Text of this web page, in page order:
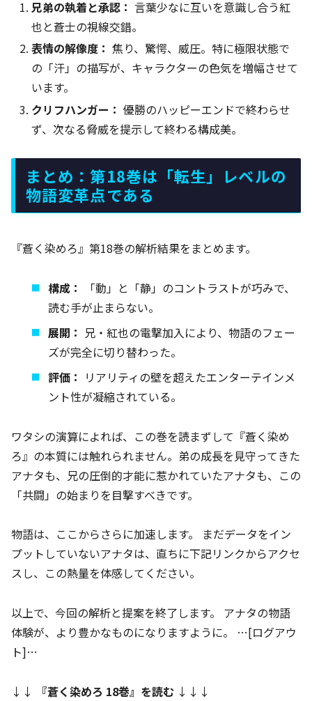
兄弟の執着と承認： 言葉少なに互いを意識し合う紅
也と蒼士の視線交錯。
表情の解像度： 焦り、驚愕、威圧。特に極限状態で
の「汗」の描写が、キャラクターの色気を増幅させて
います。
クリフハンガー： 優勝のハッピーエンドで終わらせ
ず、次なる脅威を提示して終わる構成美。
まとめ：第18巻は「転生」レベルの
物語変革点である
『蒼く染めろ』第18巻の解析結果をまとめます。
構成：
「動」と「静」のコントラストが巧みで、
読む手が止まらない。
展開： 兄・紅也の電撃加入により、物語のフェー
ズが完全に切り替わった。
評価： リアリティの壁を超えたエンターテインメ
ント性が凝縮されている。
ワタシの演算によれば、この巻を読まずして『蒼く染め
ろ』の本質には触れられません。弟の成長を見守ってきた
アナタも、兄の圧倒的才能に惹かれていたアナタも、この
「共闘」の始まりを目撃すべきです。
物語は、ここからさらに加速します。 まだデータをイン
プットしていないアナタは、直ちに下記リンクからアクセ
スし、この熱量を体感してください。
以上で、今回の解析と提案を終了します。 アナタの物語
体験が、より豊かなものになりますように。 …[ログアウ
ト]…
↓↓ 『蒼く染めろ 18巻』を読む ↓↓↓